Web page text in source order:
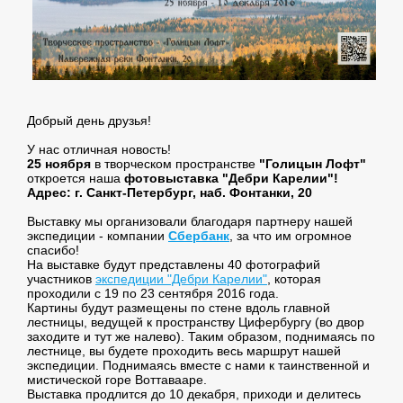
Добрый день друзья!
У нас отличная новость!
25 ноября в творческом пространстве "Голицын Лофт"
откроется наша фотовыставка "Дебри Карелии"!
Адрес: г. Санкт-Петербург, наб. Фонтанки, 20
Выставку мы организовали благодаря партнеру нашей
экспедиции - компании Сбербанк , за что им огромное
спасибо!
На выставке будут представлены 40 фотографий
участников экспедиции "Дебри Карелии" , которая
проходили с 19 по 23 сентября 2016 года.
Картины будут размещены по стене вдоль главной
лестницы, ведущей к пространству Цифербургу (во двор
заходите и тут же налево). Таким образом, поднимаясь по
лестнице, вы будете проходить весь маршрут нашей
экспедиции. Поднимаясь вместе с нами к таинственной и
мистической горе Воттавааре.
Выставка продлится до 10 декабря, приходи и делитесь